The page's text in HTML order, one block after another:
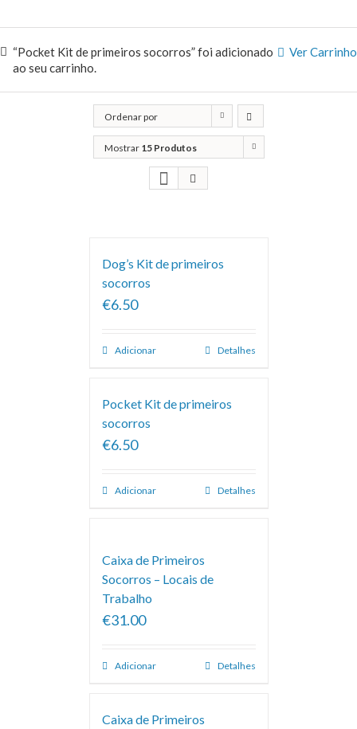
Ver Carrinho
“Pocket Kit de primeiros socorros” foi adicionado
ao seu carrinho.
Ordenar por
Classificação
Mostrar 15 Produtos
Dog’s Kit de primeiros
socorros
€6.50
Adicionar Detalhes
Pocket Kit de primeiros
socorros
€6.50
Adicionar Detalhes
Caixa de Primeiros
Socorros – Locais de
Trabalho
€31.00
Adicionar Detalhes
Caixa de Primeiros